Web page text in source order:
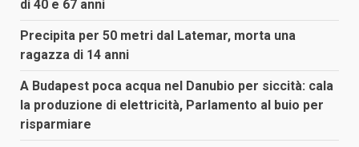
di 40 e 67 anni
Precipita per 50 metri dal Latemar, morta una
ragazza di 14 anni
A Budapest poca acqua nel Danubio per siccità: cala
la produzione di elettricità, Parlamento al buio per
risparmiare